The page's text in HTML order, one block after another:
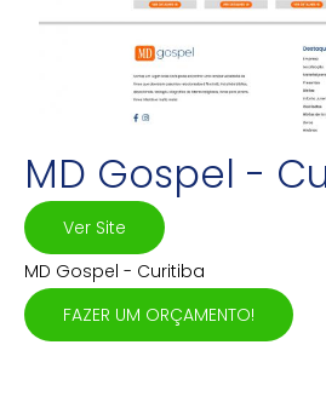
MD Gospel -
Ver Site
MD Gospel - Curitiba
FAZER UM ORÇAMENTO!